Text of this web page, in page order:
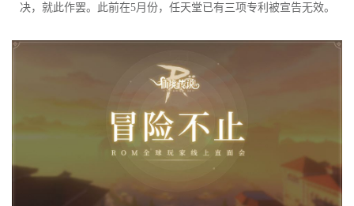
决，就此作罢。此前在5月份，任天堂已有三项专利被宣告无效。